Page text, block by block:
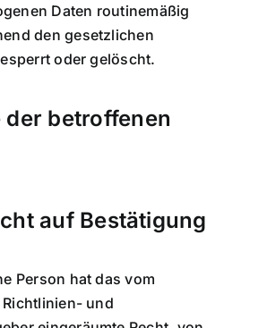
Daten routinemäßig
den gesetzlichen
oder gelöscht.
der betroffenen
auf Bestätigung
Person hat das vom
und